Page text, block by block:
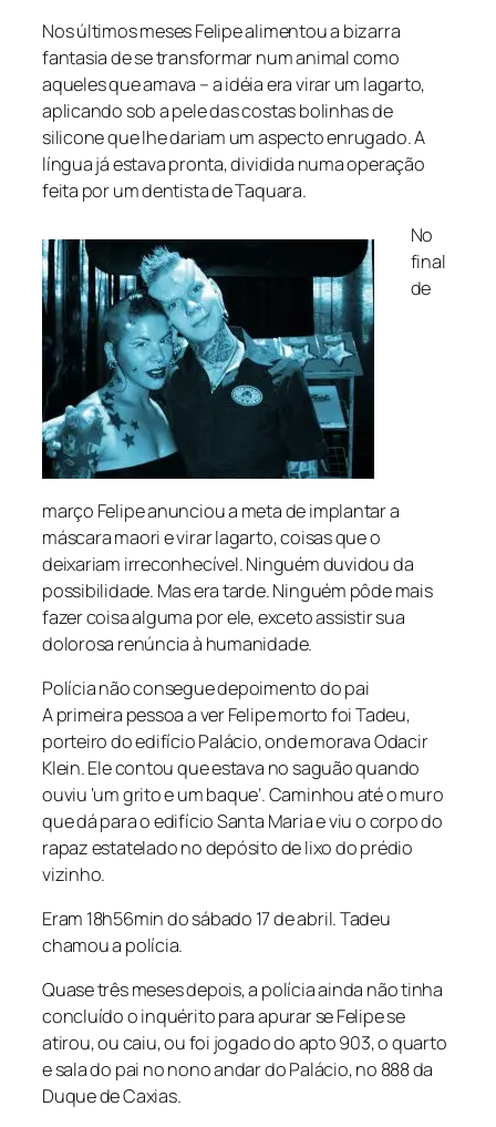
Nos últimos meses Felipe alimentou a bizarra
fantasia de se transformar num animal como
aqueles que amava – a idéia era virar um lagarto,
aplicando sob a pele das costas bolinhas de
silicone que lhe dariam um aspecto enrugado. A
língua já estava pronta, dividida numa operação
feita por um dentista de Taquara.
No
final
de
março Felipe anunciou a meta de implantar a
máscara maori e virar lagarto, coisas que o
deixariam irreconhecível. Ninguém duvidou da
possibilidade. Mas era tarde. Ninguém pôde mais
fazer coisa alguma por ele, exceto assistir sua
dolorosa renúncia à humanidade.
Polícia não consegue depoimento do pai
A primeira pessoa a ver Felipe morto foi Tadeu,
porteiro do edifício Palácio, onde morava Odacir
Klein. Ele contou que estava no saguão quando
ouviu ‘um grito e um baque’. Caminhou até o muro
que dá para o edifício Santa Maria e viu o corpo do
rapaz estatelado no depósito de lixo do prédio
vizinho.
Eram 18h56min do sábado 17 de abril. Tadeu
chamou a polícia.
Quase três meses depois, a polícia ainda não tinha
concluído o inquérito para apurar se Felipe se
atirou, ou caiu, ou foi jogado do apto 903, o quarto
e sala do pai no nono andar do Palácio, no 888 da
Duque de Caxias.